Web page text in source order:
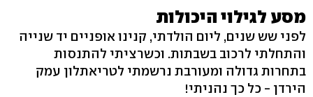
מסע לגילוי היכולות
לפני שש שנים, ליום הולדתי, קנינו אופניים יד שנייה
והתחלתי לרכוב בשבתות. וכשרציתי להתנסות
בתחרות גדולה ומעורבת נרשמתי לטריאתלון עמק
הירדן - כל כך נהניתי!